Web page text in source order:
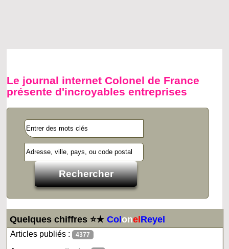
Le journal internet Colonel de France
présente d'incroyables entreprises
Quelques chiffres ⭐★ColonelReyel
Articles publiés : 4377